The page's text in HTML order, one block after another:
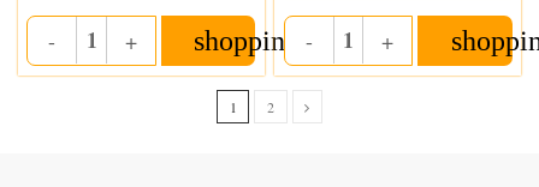
- Quantity
+ shopping_cart
- Quantity
+
1 2